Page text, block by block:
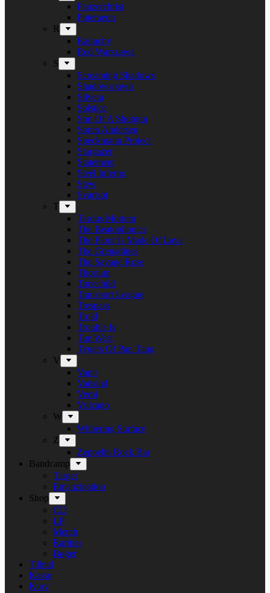
Panzerchrist
Puteraeon
R
Raunchy
Red Warszawa
S
Screaming Shadows
Shadowspawn
Silvera
Solstice
Son Of A Shotgun
Soren Andersen
Speckmann Project
Stargazer
Statement
Steel Inferno
Stew
Svartsot
T
Tardus Mortem
The Beatophonics
The Floor Is Made Of Lava
The Grenadines
The Savage Rose
Thorium
Timechild
Transport League
Trespass
Trold
Trouble Is
Tue West
Tygers Of Pan Tang
V
Vanir
Vansind
Verni
Vulcano
W
Withering Surface
Z
Zeppelin Rock Bar
Bandcamp
Target
Emanzipation
Shop
CD
LP
Merch
Rarities
Bøger
Tilbud
Kasse
Kurv